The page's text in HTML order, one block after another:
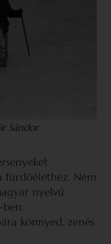
Sándor
fürdőélethez. Nem
nyelvű
ben.
könnyed, zenés